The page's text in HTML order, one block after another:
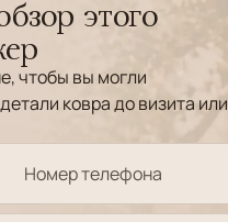
этого
чтобы вы могли
ковра до визита или